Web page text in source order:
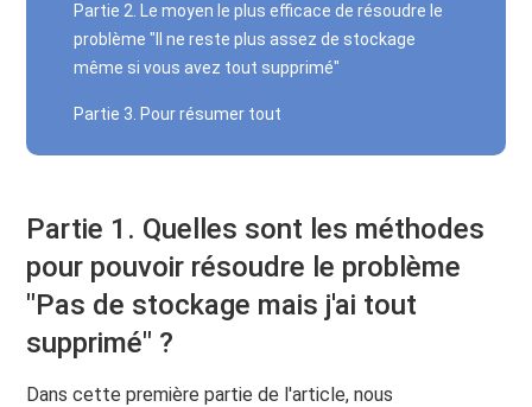
Partie 2. Le moyen le plus efficace de résoudre le
problème "Il ne reste plus assez de stockage
même si vous avez tout supprimé"
Partie 3. Pour résumer tout
Partie 1. Quelles sont les méthodes
pour pouvoir résoudre le problème
"Pas de stockage mais j'ai tout
supprimé" ?
Dans cette première partie de l'article, nous